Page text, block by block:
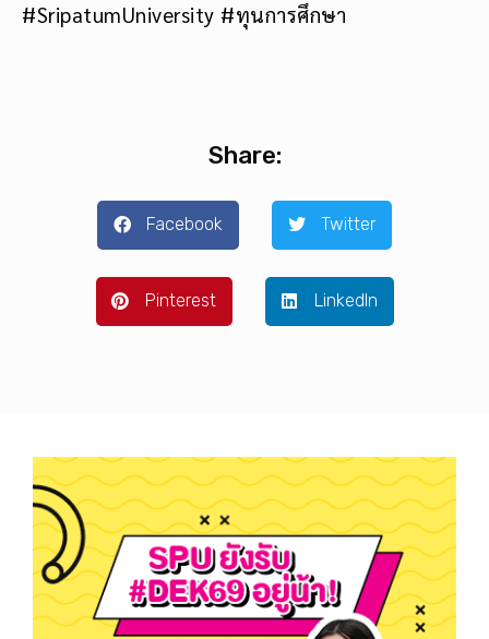
#SripatumUniversity #ทุนการศึกษา
Share:
Facebook Twitter
Pinterest LinkedIn